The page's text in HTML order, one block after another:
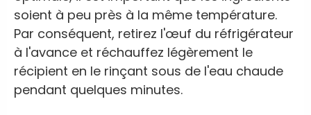
soient à peu près à la même température.
Par conséquent, retirez l'œuf du réfrigérateur
à l'avance et réchauffez légèrement le
récipient en le rinçant sous de l'eau chaude
pendant quelques minutes.